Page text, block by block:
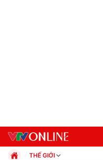
THẾ GIỚI